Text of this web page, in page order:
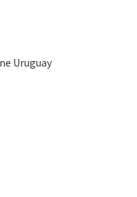
Uruguay